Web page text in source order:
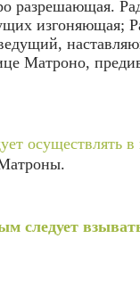
разрешающая.
изгоняющая;
Матроно,
осуществлять
следует